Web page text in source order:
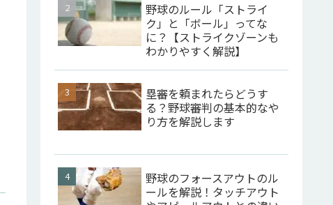
野球のルール「ストライ
ク」と「ボール」ってな
に？【ストライクゾーンも
わかりやすく解説】
塁審を頼まれたらどうす
る？野球審判の基本的なや
り方を解説します
野球のフォースアウトのル
ールを解説！タッチアウト